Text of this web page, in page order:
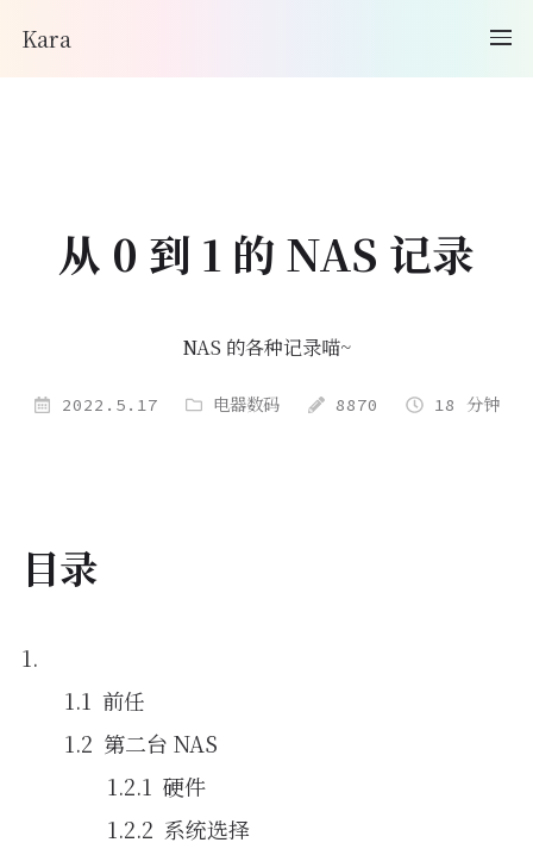
Kara
从 0 到 1 的 NAS 记录
NAS 的各种记录喵~
2022.5.17 电器数码 8870 18 分钟
目录
前任
第二台 NAS
硬件
系统选择